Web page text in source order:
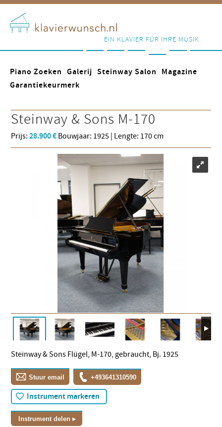
EIN KLAVIER FÜR IHRE MUSIK.
Piano Zoeken Galerij Steinway Salon
Magazine
Garantiekeurmerk
Steinway & Sons M-170
Prijs:28.900 € Bouwjaar: 1925 | Lengte: 170 cm
Steinway & Sons Flügel, M-170, gebraucht, Bj. 1925
Stuur email +493641310590
Instrument markeren
Instrument delen